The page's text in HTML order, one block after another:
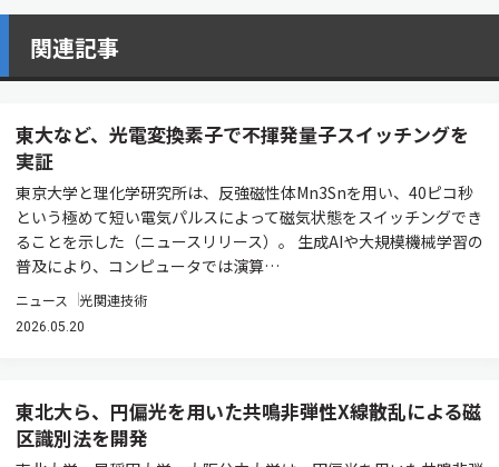
関連記事
東大など、光電変換素子で不揮発量子スイッチングを
実証
東京大学と理化学研究所は、反強磁性体Mn3Snを用い、40ピコ秒
という極めて短い電気パルスによって磁気状態をスイッチングでき
ることを示した（ニュースリリース）。 生成AIや大規模機械学習の
普及により、コンピュータでは演算…
ニュース 光関連技術
2026.05.20
東北大ら、円偏光を用いた共鳴非弾性X線散乱による磁
区識別法を開発